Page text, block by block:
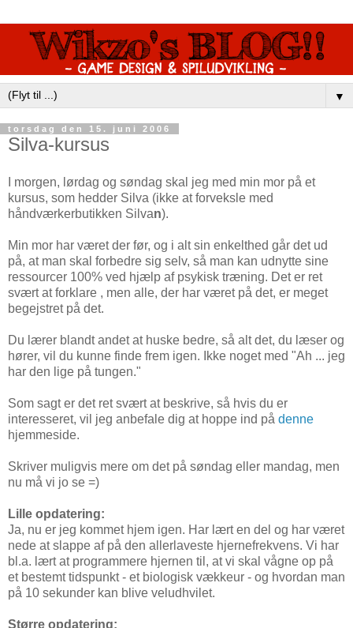
▼
torsdag den 15. juni 2006
Silva-kursus
I morgen, lørdag og søndag skal jeg med min mor på et
kursus, som hedder Silva (ikke at forveksle med
håndværkerbutikken Silvan).
Min mor har været der før, og i alt sin enkelthed går det ud
på, at man skal forbedre sig selv, så man kan udnytte sine
ressourcer 100% ved hjælp af psykisk træning. Det er ret
svært at forklare , men alle, der har været på det, er meget
begejstret på det.
Du lærer blandt andet at huske bedre, så alt det, du læser og
hører, vil du kunne finde frem igen. Ikke noget med "Ah ... jeg
har den lige på tungen."
Som sagt er det ret svært at beskrive, så hvis du er
interesseret, vil jeg anbefale dig at hoppe ind på denne
hjemmeside.
Skriver muligvis mere om det på søndag eller mandag, men
nu må vi jo se =)
Lille opdatering:
Ja, nu er jeg kommet hjem igen. Har lært en del og har været
nede at slappe af på den allerlaveste hjernefrekvens. Vi har
bl.a. lært at programmere hjernen til, at vi skal vågne op på
et bestemt tidspunkt - et biologisk vækkeur - og hvordan man
på 10 sekunder kan blive veludhvilet.
Større opdatering: